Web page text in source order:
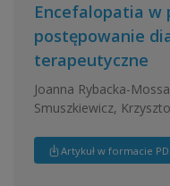
Encefalopatia w
postępowanie
terapeutyczne
Joanna Rybacka-
Smuszkiewicz,
Artykuł w formacie